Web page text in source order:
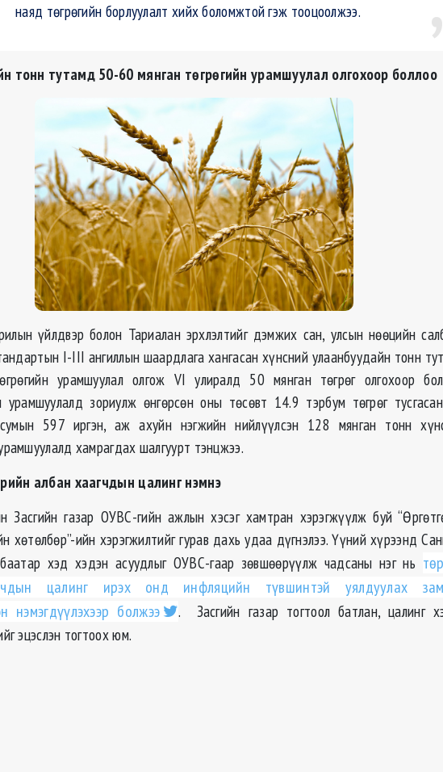
наяд төгрөгийн борлуулалт хийх боломжтой гэж тооцоолжээ.
тонн тутамд 50-60 мянган төгрөгийн урамшуулал олгохоор боллоо
үйлдвэр болон Тариалан эрхлэлтийг дэмжих сан, улсын нөөцийн
I-III ангиллын шаардлага хангасан хүнсний улаанбуудайн тонн
урамшуулал олгож VI улиралд 50 мянган төгрөг олгохоор
урамшуулалд зориулж өнгөрсөн оны төсөвт 14.9 тэрбум төгрөг
597 иргэн, аж ахуйн нэгжийн нийлүүлсэн 128 мянган тонн
хамрагдах шалгуурт тэнцжээ.
албан хаагчдын цалинг нэмнэ
Засгийн газар ОУВС-гийн ажлын хэсэг хамтран хэрэгжүүлж буй
хөтөлбөр”-ийн хэрэгжилтийг гурав дахь удаа дүгнэлээ. Үүний хүрээнд
хэд хэдэн асуудлыг ОУВС-гаар зөвшөөрүүлж чадсаны нэг нь
цалинг ирэх онд инфляцийн түвшинтэй уялдуулах
нэмэгдүүлэхээр болжээ
. Засгийн газар тогтоол батлан, цалинг
эцэслэн тогтоох юм.